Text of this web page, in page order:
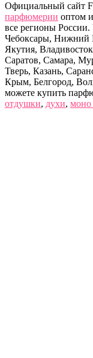
Официальный сайт
парфюмерии оптом
все регионы
Чебоксары, Нижний
Якутия,
Саратов, Самара,
Тверь, Казань,
Крым, Белгород,
можете купить
отдушки, духи, моно